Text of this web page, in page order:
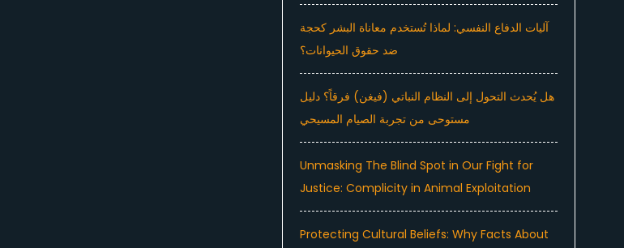
آليات الدفاع النفسي: لماذا تُستخدم معاناة البشر كحجة
ضد حقوق الحيوانات؟
هل يُحدث التحول إلى النظام النباتي (فيغن) فرقاً؟ دليل
مستوحى من تجربة الصيام المسيحي
Unmasking The Blind Spot in Our Fight for
Justice: Complicity in Animal Exploitation
Protecting Cultural Beliefs: Why Facts About